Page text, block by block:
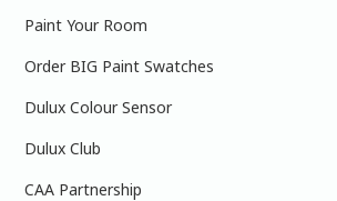
Paint Your Room
Order BIG Paint Swatches
Dulux Colour Sensor
Dulux Club
CAA Partnership